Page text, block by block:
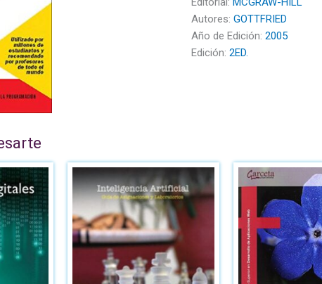
Autores: GOTTFRIED
Año de Edición: 2005
Edición: 2ED.